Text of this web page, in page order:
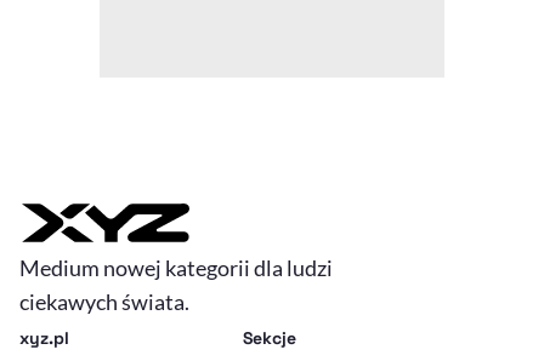
Medium nowej kategorii dla ludzi
ciekawych świata.
xyz.pl Sekcje